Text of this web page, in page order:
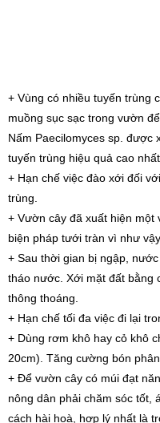
+ Vùng có nhiều tuyến trùng
muồng sục sạc trong vườn
Nấm Paecilomyces sp. được
tuyến trùng hiệu quả cao nhất.
+ Hạn chế việc đào xới đối
trùng.
+ Vườn cây đã xuất hiện một
biện pháp tưới tràn vì như
+ Sau thời gian bị ngập,
tháo nước. Xới mặt đất bằng
thông thoáng.
+ Hạn chế tối đa việc đi lại
+ Dùng rơm khô hay cỏ khô
20cm). Tăng cường bón
+ Để vườn cây có múi đạt
nông dân phải chăm sóc tốt,
cách hài hoà, hợp lý nhất là